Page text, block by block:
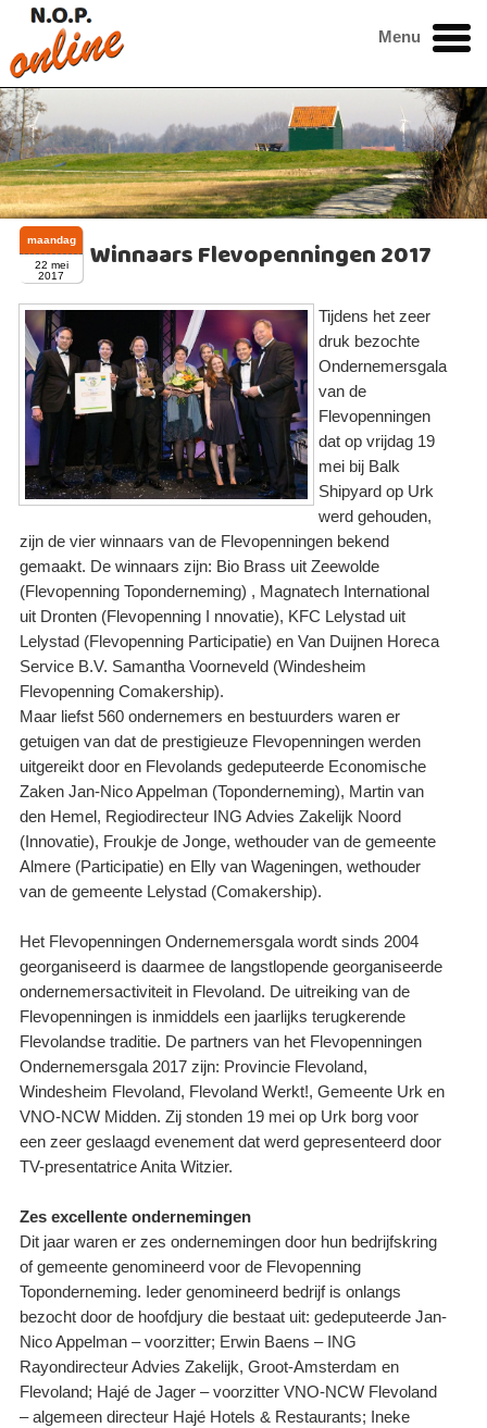
Menu
Winnaars Flevopenningen 2017
maandag
22 mei
2017
Tijdens het zeer
druk bezochte
Ondernemersgala
van de
Flevopenningen
dat op vrijdag 19
mei bij Balk
Shipyard op Urk
werd gehouden,
zijn de vier winnaars van de Flevopenningen bekend
gemaakt. De winnaars zijn: Bio Brass uit Zeewolde
(Flevopenning Toponderneming) , Magnatech International
uit Dronten (Flevopenning I nnovatie), KFC Lelystad uit
Lelystad (Flevopenning Participatie) en Van Duijnen Horeca
Service B.V. Samantha Voorneveld (Windesheim
Flevopenning Comakership).
Maar liefst 560 ondernemers en bestuurders waren er
getuigen van dat de prestigieuze Flevopenningen werden
uitgereikt door en Flevolands gedeputeerde Economische
Zaken Jan-Nico Appelman (Toponderneming), Martin van
den Hemel, Regiodirecteur ING Advies Zakelijk Noord
(Innovatie), Froukje de Jonge, wethouder van de gemeente
Almere (Participatie) en Elly van Wageningen, wethouder
van de gemeente Lelystad (Comakership).
Het Flevopenningen Ondernemersgala wordt sinds 2004
georganiseerd is daarmee de langstlopende georganiseerde
ondernemersactiviteit in Flevoland. De uitreiking van de
Flevopenningen is inmiddels een jaarlijks terugkerende
Flevolandse traditie. De partners van het Flevopenningen
Ondernemersgala 2017 zijn: Provincie Flevoland,
Windesheim Flevoland, Flevoland Werkt!, Gemeente Urk en
VNO-NCW Midden. Zij stonden 19 mei op Urk borg voor
een zeer geslaagd evenement dat werd gepresenteerd door
TV-presentatrice Anita Witzier.
Zes excellente ondernemingen
Dit jaar waren er zes ondernemingen door hun bedrijfskring
of gemeente genomineerd voor de Flevopenning
Toponderneming. Ieder genomineerd bedrijf is onlangs
bezocht door de hoofdjury die bestaat uit: gedeputeerde Jan-
Nico Appelman – voorzitter; Erwin Baens – ING
Rayondirecteur Advies Zakelijk, Groot-Amsterdam en
Flevoland; Hajé de Jager – voorzitter VNO-NCW Flevoland
– algemeen directeur Hajé Hotels & Restaurants; Ineke